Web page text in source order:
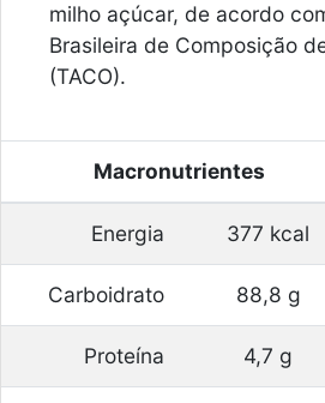
milho açúcar, de acordo
Brasileira de Composição
(TACO).
Macronutrientes
Energia 377 kcal
Carboidrato 88,8 g
Proteína 4,7 g